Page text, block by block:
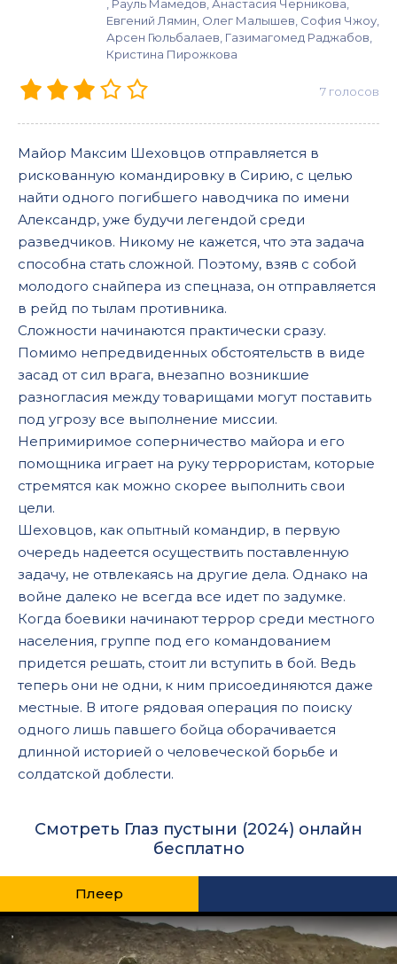
, Рауль Мамедов, Анастасия Черникова,
Евгений Лямин, Олег Малышев, София Чжоу,
Арсен Гюльбалаев, Газимагомед Раджабов,
Кристина Пирожкова
7 голосов
Майор Максим Шеховцов отправляется в
рискованную командировку в Сирию, с целью
найти одного погибшего наводчика по имени
Александр, уже будучи легендой среди
разведчиков. Никому не кажется, что эта задача
способна стать сложной. Поэтому, взяв с собой
молодого снайпера из спецназа, он отправляется
в рейд по тылам противника.
Сложности начинаются практически сразу.
Помимо непредвиденных обстоятельств в виде
засад от сил врага, внезапно возникшие
разногласия между товарищами могут поставить
под угрозу все выполнение миссии.
Непримиримое соперничество майора и его
помощника играет на руку террористам, которые
стремятся как можно скорее выполнить свои
цели.
Шеховцов, как опытный командир, в первую
очередь надеется осуществить поставленную
задачу, не отвлекаясь на другие дела. Однако на
войне далеко не всегда все идет по задумке.
Когда боевики начинают террор среди местного
населения, группе под его командованием
придется решать, стоит ли вступить в бой. Ведь
теперь они не одни, к ним присоединяются даже
местные. В итоге рядовая операция по поиску
одного лишь павшего бойца оборачивается
длинной историей о человеческой борьбе и
солдатской доблести.
Смотреть Глаз пустыни (2024) онлайн
бесплатно
Плеер